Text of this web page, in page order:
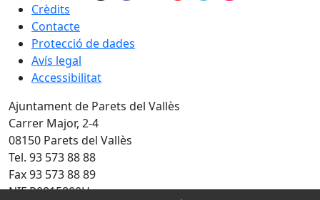
Crèdits
Contacte
Protecció de dades
Avís legal
Accessibilitat
Ajuntament de Parets del Vallès
Carrer Major, 2-4
08150 Parets del Vallès
Tel. 93 573 88 88
Fax 93 573 88 89
NIF P0815800H